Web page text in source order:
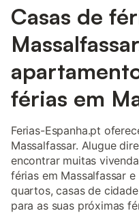
Casas de
férias em
Ferias-Espanha.pt
Massalfassar. Alugue
encontrar muitas
férias em Massalfassar
quartos, casas de
para as suas próximas